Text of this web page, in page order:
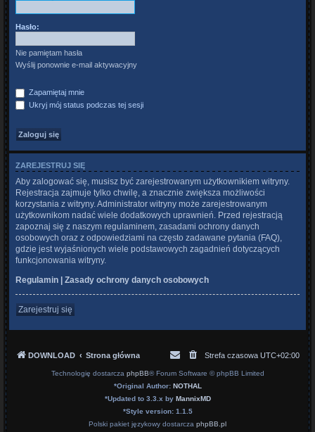
Hasło:
Nie pamiętam hasła
Wyślij ponownie e-mail aktywacyjny
Zapamiętaj mnie
Ukryj mój status podczas tej sesji
ZAREJESTRUJ SIĘ
Aby zalogować się, musisz być zarejestrowanym użytkownikiem witryny.
Rejestracja zajmuje tylko chwilę, a znacznie zwiększa możliwości
korzystania z witryny. Administrator witryny może zarejestrowanym
użytkownikom nadać wiele dodatkowych uprawnień. Przed rejestracją
zapoznaj się z naszym regulaminem, zasadami ochrony danych
osobowych oraz z odpowiedziami na często zadawane pytania (FAQ),
gdzie jest wyjaśnionych wiele podstawowych zagadnień dotyczących
funkcjonowania witryny.
Regulamin | Zasady ochrony danych osobowych
Zarejestruj się
DOWNLOAD Strona główna Strefa czasowa UTC+02:00
Technologię dostarcza phpBB® Forum Software © phpBB Limited
*Original Author: NOTHAL
*Updated to 3.3.x by MannixMD
*Style version: 1.1.5
Polski pakiet językowy dostarcza phpBB.pl